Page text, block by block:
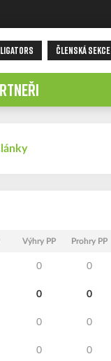
ČLENSKÁ SEKCE
Výhry PP Prohry PP
0 0
0 0
0 0
0 0